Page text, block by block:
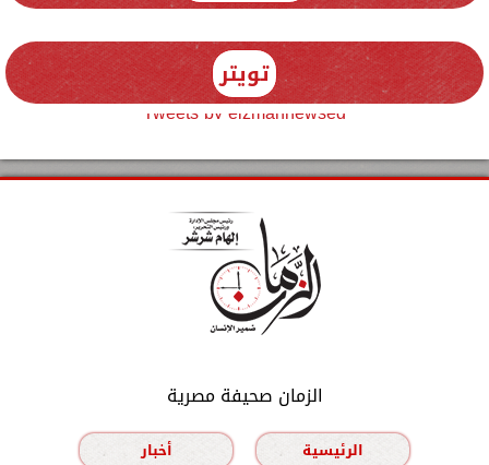
تويتر
Tweets by elzmannewseg
الزمان صحيفة مصرية
الرئيسية
أخبار